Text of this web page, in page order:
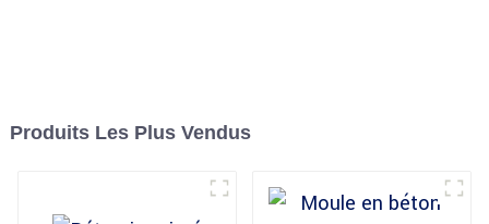
Produits Les Plus Vendus